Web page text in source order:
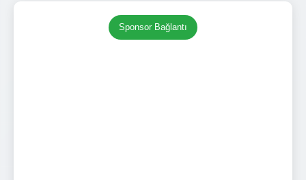
Sponsor Bağlantı